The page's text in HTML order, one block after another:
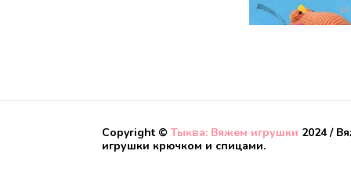
Copyright © Тыква: Вяжем игрушки 2024 /
игрушки крючком и спицами.